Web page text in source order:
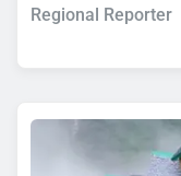
Regional Reporter